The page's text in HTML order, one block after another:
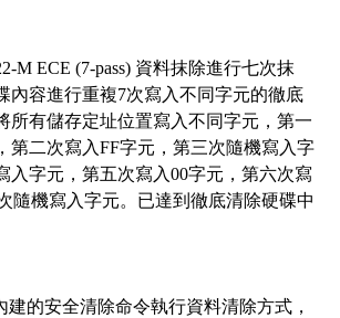
M ECE (7-pass) 資料抹除進行七次抹
內容進行重複7次寫入不同字元的徹底
所有儲存定址位置寫入不同字元，第一
第二次寫入FF字元，第三次隨機寫入字
入字元，第五次寫入00字元，第六次寫
隨機寫入字元。已達到徹底清除硬碟中
建的安全清除命令執行資料清除方式，